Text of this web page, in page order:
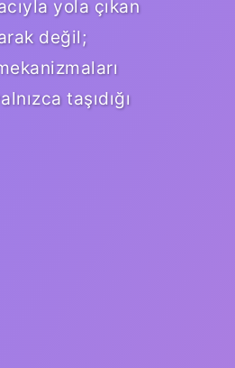
yola çıkan
değil;
taşıdığı